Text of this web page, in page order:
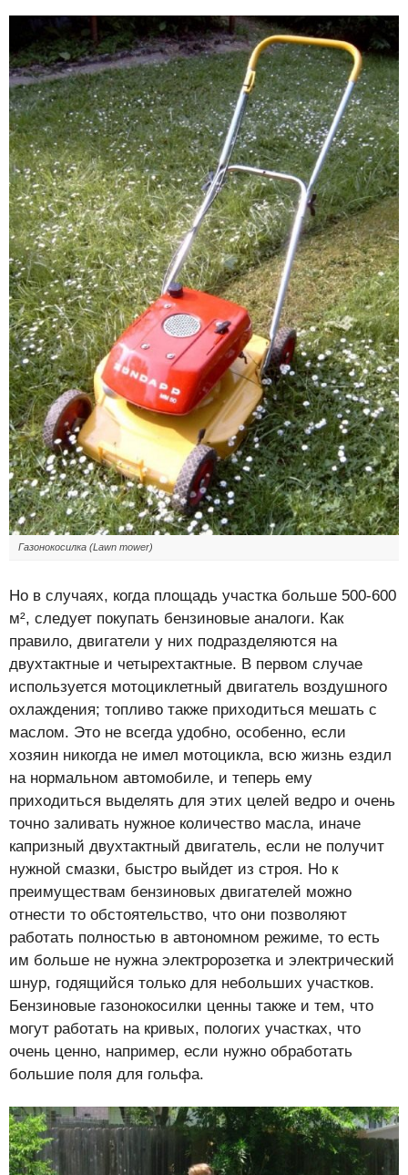
Газонокосилка (Lawn mower)
Но в случаях, когда площадь участка больше 500-600
м², следует покупать бензиновые аналоги. Как
правило, двигатели у них подразделяются на
двухтактные и четырехтактные. В первом случае
используется мотоциклетный двигатель воздушного
охлаждения; топливо также приходиться мешать с
маслом. Это не всегда удобно, особенно, если
хозяин никогда не имел мотоцикла, всю жизнь ездил
на нормальном автомобиле, и теперь ему
приходиться выделять для этих целей ведро и очень
точно заливать нужное количество масла, иначе
капризный двухтактный двигатель, если не получит
нужной смазки, быстро выйдет из строя. Но к
преимуществам бензиновых двигателей можно
отнести то обстоятельство, что они позволяют
работать полностью в автономном режиме, то есть
им больше не нужна электророзетка и электрический
шнур, годящийся только для небольших участков.
Бензиновые газонокосилки ценны также и тем, что
могут работать на кривых, пологих участках, что
очень ценно, например, если нужно обработать
большие поля для гольфа.